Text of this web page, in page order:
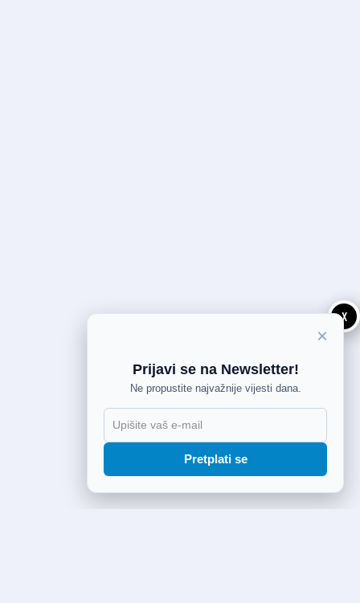
X
×
Prijavi se na Newsletter!
Ne propustite najvažnije vijesti dana.
Pretplati se